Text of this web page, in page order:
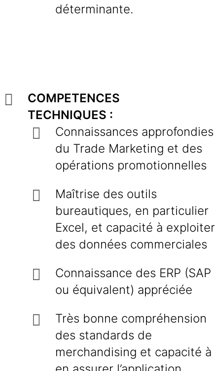
déterminante.
COMPETENCES
TECHNIQUES :
Connaissances approfondies
du Trade Marketing et des
opérations promotionnelles
Maîtrise des outils
bureautiques, en particulier
Excel, et capacité à exploiter
des données commerciales
Connaissance des ERP (SAP
ou équivalent) appréciée
Très bonne compréhension
des standards de
merchandising et capacité à